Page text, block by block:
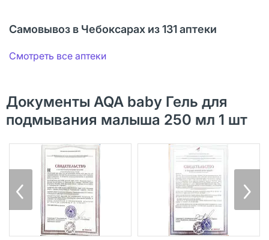
Самовывоз в Чебоксарах из 131 аптеки
Смотреть все аптеки
Документы AQA baby Гель для
подмывания малыша 250 мл 1 шт